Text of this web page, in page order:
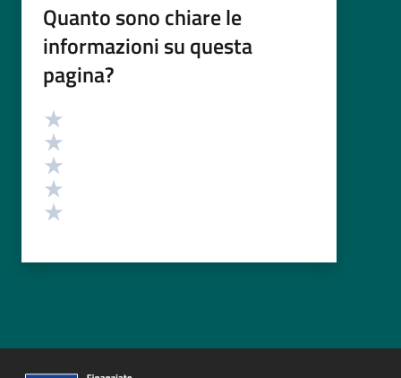
Quanto sono chiare le
informazioni su questa
pagina?
Valutazione